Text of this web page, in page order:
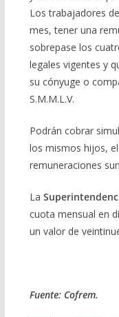
Los trabajadores
mes, tener una
sobrepase los
legales vigentes y
su cónyuge o
S.M.M.L.V.
Podrán cobrar
los mismos hijos,
remuneraciones
La
cuota mensual en
un valor de
Fuente: Cofrem.